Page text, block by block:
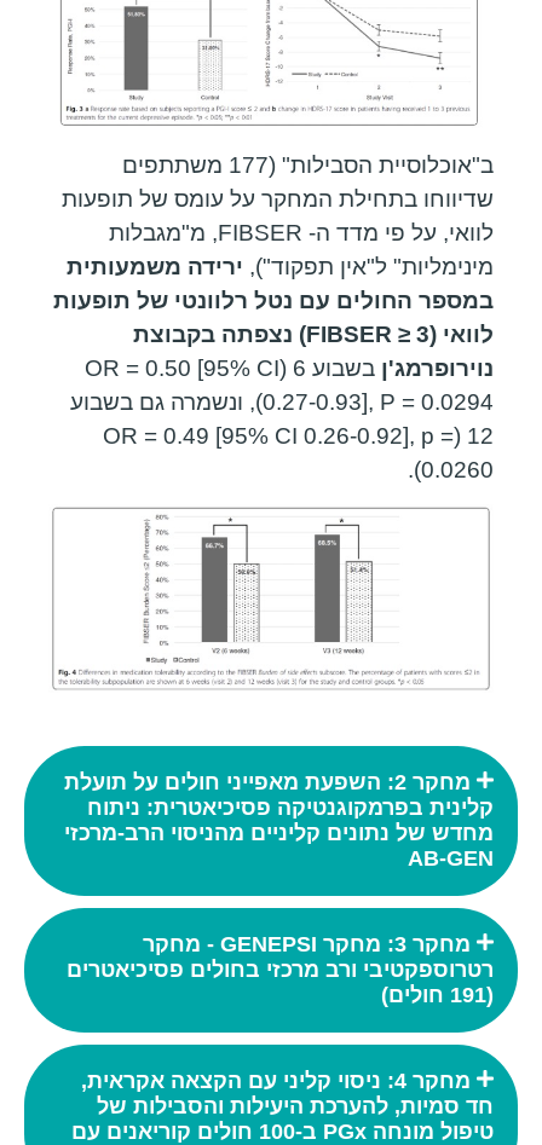
ב"אוכלוסיית הסבילות" (177 משתתפים
שדיווחו בתחילת המחקר על עומס של תופעות
לוואי, על פי מדד ה- FIBSER, מ"מגבלות
מינימליות" ל"אין תפקוד"), ירידה משמעותית
במספר החולים עם נטל רלוונטי של תופעות
לוואי (FIBSER ≥ 3) נצפתה בקבוצת
נוירופרמג'ן
בשבוע 6 (OR = 0.50 [95% CI
0.27-0.93], P = 0.0294), ונשמרה גם בשבוע
12 (OR = 0.49 [95% CI 0.26-0.92], p =
0.0260).
מחקר 2: השפעת מאפייני חולים על תועלת
קלינית בפרמקוגנטיקה פסיכיאטרית: ניתוח
מחדש של נתונים קליניים מהניסוי הרב-מרכזי
AB-GEN
מחקר 3: מחקר GENEPSI - מחקר
רטרוספקטיבי ורב מרכזי בחולים פסיכיאטרים
(191 חולים)
מחקר 4: ניסוי קליני עם הקצאה אקראית,
חד סמיות, להערכת היעילות והסבילות של
טיפול מונחה PGx ב-100 חולים קוריאנים עם